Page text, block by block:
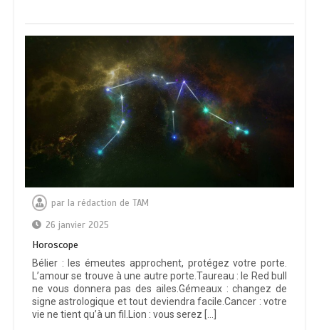
par la rédaction de TAM
26 janvier 2025
Horoscope
Bélier : les émeutes approchent, protégez votre porte.
L’amour se trouve à une autre porte.Taureau : le Red bull
ne vous donnera pas des ailes.Gémeaux : changez de
signe astrologique et tout deviendra facile.Cancer : votre
vie ne tient qu’à un fil.Lion : vous serez […]